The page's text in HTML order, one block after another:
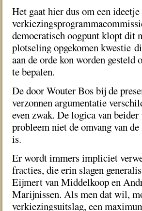
Het gaat hier dus om een
democratisch oogpunt klopt dit
plotseling opgekomen kwestie
aan de orde kon worden gesteld
te bepalen.
De door Wouter Bos bij de
verzonnen argumentatie
even zwak. De logica van
probleem niet de omvang van
is.
Er wordt immers impliciet
fracties, die erin slagen
Eijmert van Middelkoop en
Marijnissen. Als men dat wil,
verkiezingsuitslag, een